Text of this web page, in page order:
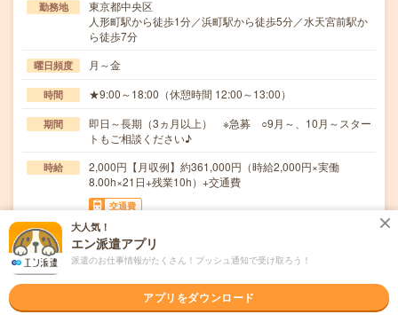
勤務地
東京都中央区
人形町駅から徒歩1分／浜町駅から徒歩5分／水天宮前駅か
ら徒歩7分
曜日頻度 月～金
時間 ★9:00～18:00（休憩時間 12:00～13:00）
期間
即日～長期（3ヵ月以上） ※急募 ○9月～、10月～スター
トもご相談ください♪
時給
2,000円【月収例】約361,000円（時給2,000円×実働
8.00h×21日+残業10h）+交通費
交通費
○通勤交通費の支給あり（当社規定による）
仕事内容
CADオペレーターをお願いします。ホテル、オフィス、ワ
ークプレイスなどの図面修正・変更をお任せします…
ブランクOK / 英語力不要
●VectorWorksを使用したCADオペレーターの経験がある方
大人気！
エン派遣アプリ
派遣のお仕事情報がたくさん！プッシュ通知で受け取ろう！
アプリをダウンロード